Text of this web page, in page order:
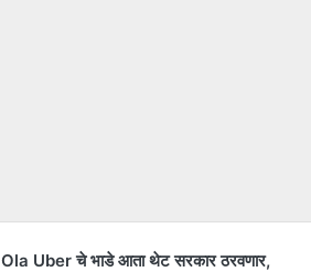
Ola Uber चे भाडे आता थेट सरकार ठरवणार,